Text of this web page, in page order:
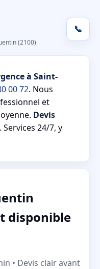
(2100)
📞
à Saint-
00 72. Nous
et
Devis
24/7, y
disponible
• Devis clair avant